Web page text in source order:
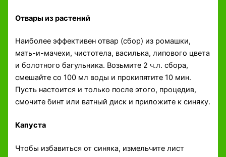
Отвары из растений
Наиболее эффективен отвар (сбор) из ромашки,
мать-и-мачехи, чистотела, василька, липового цвета
и болотного багульника. Возьмите 2 ч.л. сбора,
смешайте со 100 мл воды и прокипятите 10 мин.
Пусть настоится и только после этого, процедив,
смочите бинт или ватный диск и приложите к синяку.
Капуста
Чтобы избавиться от синяка, измельчите лист